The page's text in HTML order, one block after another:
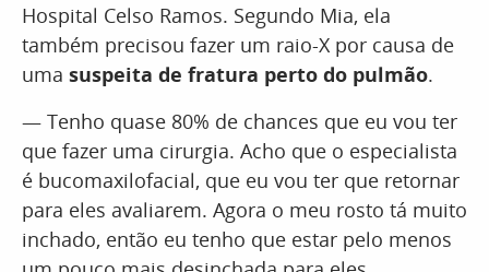
Hospital Celso Ramos. Segundo Mia, ela
também precisou fazer um raio-X por causa de
uma suspeita de fratura perto do pulmão.
— Tenho quase 80% de chances que eu vou ter
que fazer uma cirurgia. Acho que o especialista
é bucomaxilofacial, que eu vou ter que retornar
para eles avaliarem. Agora o meu rosto tá muito
inchado, então eu tenho que estar pelo menos